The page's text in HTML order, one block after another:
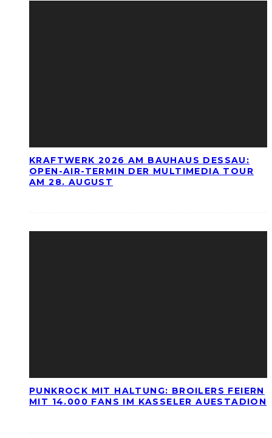
KRAFTWERK 2026 AM BAUHAUS DESSAU:
OPEN-AIR-TERMIN DER MULTIMEDIA TOUR
AM 28. AUGUST
PUNKROCK MIT HALTUNG: BROILERS FEIERN
MIT 14.000 FANS IM KASSELER AUESTADION